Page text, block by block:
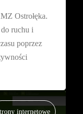
Ostrołęka.
ruchu i
poprzez
internetowe